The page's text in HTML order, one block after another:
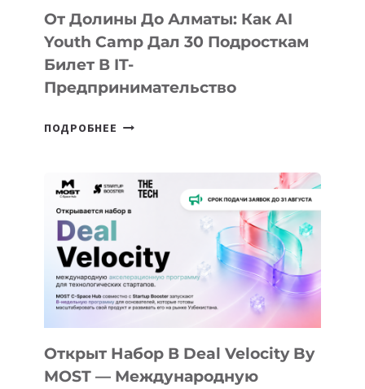
От Долины До Алматы: Как AI
Youth Camp Дал 30 Подросткам
Билет В IT-
Предпринимательство
ПОДРОБНЕЕ ОТ
АЛМАТЫ:
AI
YOUTH
CAMP
ДАЛ
30
ПОДРОСТКАМ
БИЛЕТ
В
Открыт Набор В Deal Velocity By
MOST — Международную